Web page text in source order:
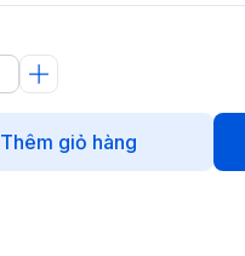
Thêm giỏ hàng